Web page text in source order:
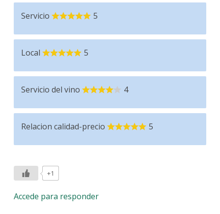
Servicio 5
Local 5
Servicio del vino 4
Relacion calidad-precio 5
+1
Accede para responder